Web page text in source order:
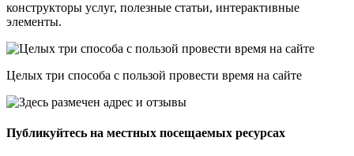
конструкторы услуг, полезные статьи, интерактивные
элементы.
Целых три способа с пользой провести время на сайте
Публикуйтесь на местных посещаемых ресурсах